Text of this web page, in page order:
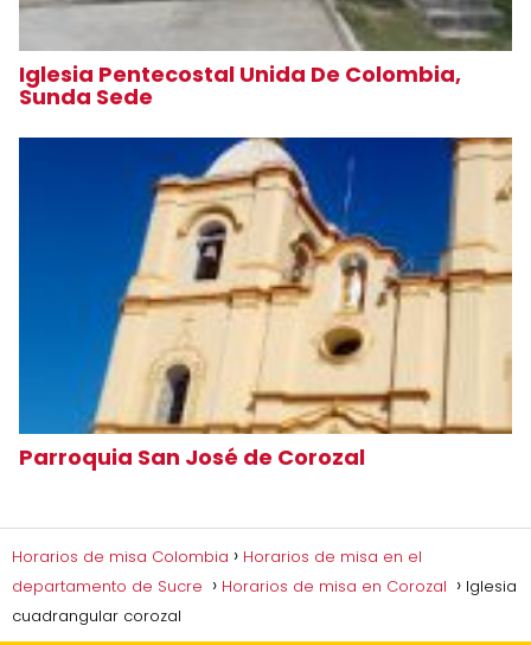
Iglesia Pentecostal Unida De Colombia,
Sunda Sede
Parroquia San José de Corozal
Horarios de misa Colombia
Horarios de misa en el
departamento de Sucre
Horarios de misa en Corozal
Iglesia
cuadrangular corozal